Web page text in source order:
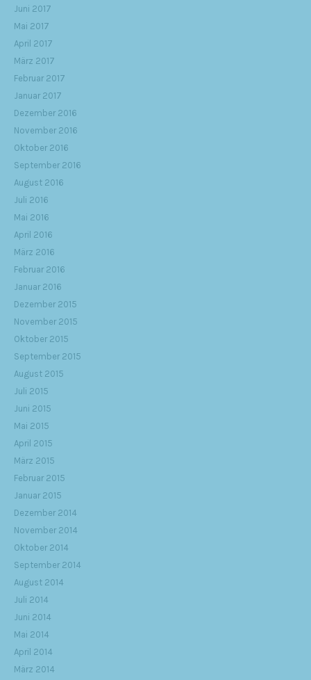
Juni 2017
Mai 2017
April 2017
März 2017
Februar 2017
Januar 2017
Dezember 2016
November 2016
Oktober 2016
September 2016
August 2016
Juli 2016
Mai 2016
April 2016
März 2016
Februar 2016
Januar 2016
Dezember 2015
November 2015
Oktober 2015
September 2015
August 2015
Juli 2015
Juni 2015
Mai 2015
April 2015
März 2015
Februar 2015
Januar 2015
Dezember 2014
November 2014
Oktober 2014
September 2014
August 2014
Juli 2014
Juni 2014
Mai 2014
April 2014
März 2014